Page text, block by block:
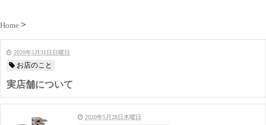
Home
2020年5月31日日曜日
お店のこと
実店舗について
2020年5月28日木曜日